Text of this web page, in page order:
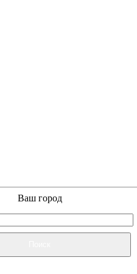
Ваш город